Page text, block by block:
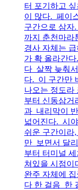
터 포기하고
이 많다. 페이
구간으로 삼자
까지 춘천마라
경사 자체는
가 확 올라간
다 살짝 늦춰
다. 이 구간만
나오는 정도라
부터 신동삼거
과 내리막이
넓어진다. 시
쉬운 구간이라
만 보면서 달
부터 터미널
쳐있을 시점이
완주 자체에
다 한 걸음 한